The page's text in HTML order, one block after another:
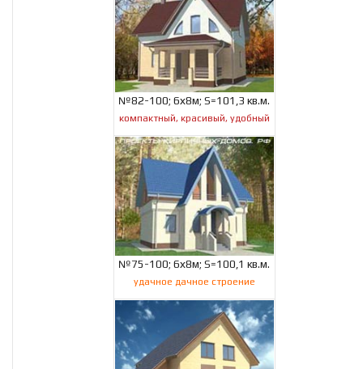
№82-100; 6х8м; S=101,3 кв.м.
компактный, красивый, удобный
№75-100; 6х8м; S=100,1 кв.м.
удачное дачное строение